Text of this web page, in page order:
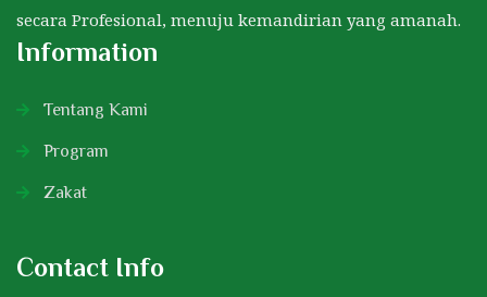
secara Profesional, menuju kemandirian yang amanah.
Information
Tentang Kami
Program
Zakat
Contact Info